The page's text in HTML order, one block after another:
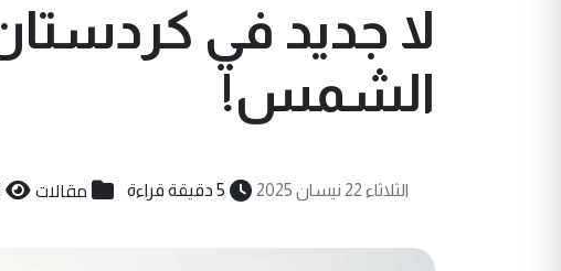
لا جديد في
الشمس!
الثلاثاء 22 نيسان 2025 5 دقيقة قراءة مقالات